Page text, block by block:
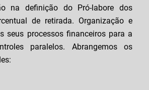
na definição do Pró-labore dos
de retirada. Organização e
seus processos financeiros para a
paralelos. Abrangemos os